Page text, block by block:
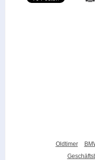
Oldtimer